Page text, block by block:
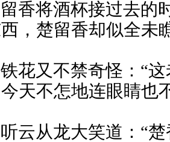
香将酒杯接过去的
，楚留香却似全未
花又不禁奇怪：“
天不怎地连眼睛也
云从龙大笑道：“